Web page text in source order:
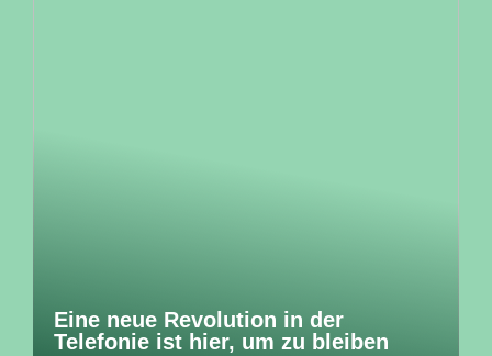
Eine neue Revolution in der
Telefonie ist hier, um zu bleiben